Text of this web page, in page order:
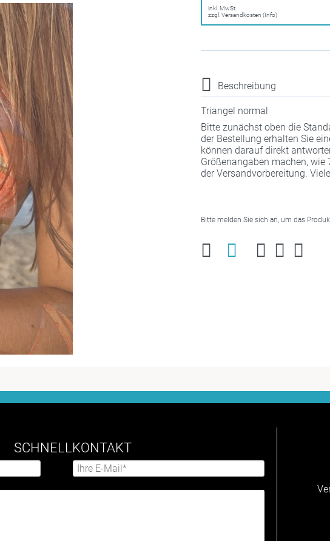
inkl. MwSt.
zzgl. Versandkosten (Info)
Beschreibung
Triangel normal
Bitte zunächst oben die
der Bestellung erhalten Sie
können darauf direkt
Größenangaben machen, wie
der Versandvorbereitung.
Bitte melden Sie sich an, um das
SCHNELLKONTAKT